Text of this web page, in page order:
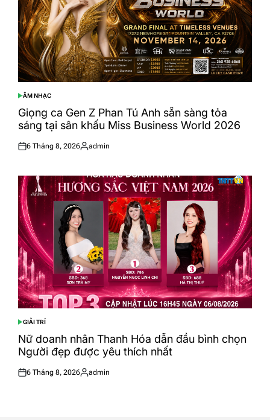
POSTED
IN
ÂM NHẠC
Giọng ca Gen Z Phan Tú Anh sẵn sàng tỏa
sáng tại sân khấu Miss Business World 2026
Posted
6 Tháng 8, 2026
Posted
admin
POSTED
IN
GIẢI TRÍ
Nữ doanh nhân Thanh Hóa dẫn đầu bình chọn
Người đẹp được yêu thích nhất
Posted
6 Tháng 8, 2026
Posted
admin